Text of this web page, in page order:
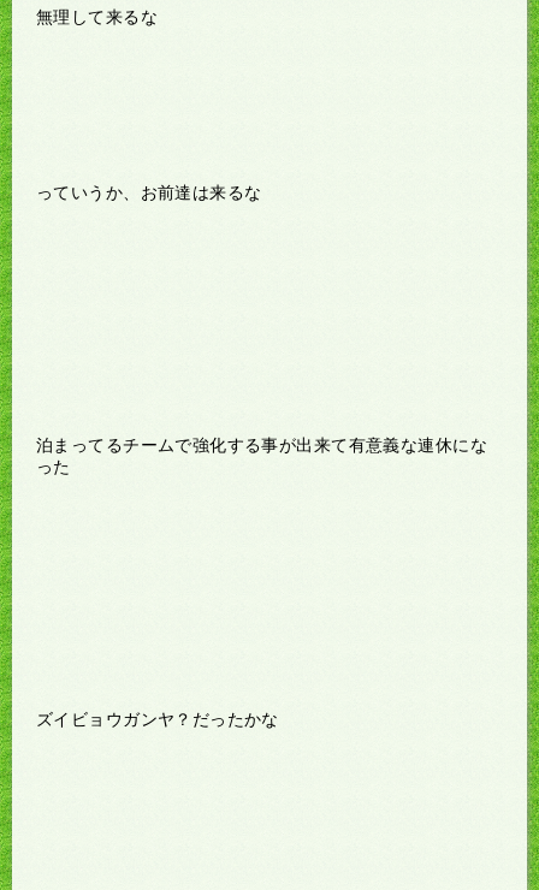
無理して来るな
っていうか、お前達は来るな
泊まってるチームで強化する事が出来て有意義な連休にな
った
ズイビョウガンヤ？だったかな